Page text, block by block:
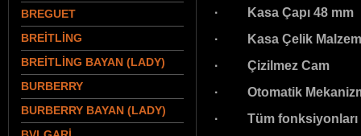
BREGUET
BREİTLİNG
BREİTLİNG BAYAN (LADY)
BURBERRY
BURBERRY BAYAN (LADY)
· Kasa Çapı 48 mm
· Kasa Çelik
· Çizilmez Cam
· Otomatik
· Tüm fonksiyonları